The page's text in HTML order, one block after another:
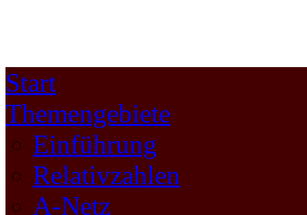
Start
Themengebiete
Einführung
Relativzahlen
A-Netz